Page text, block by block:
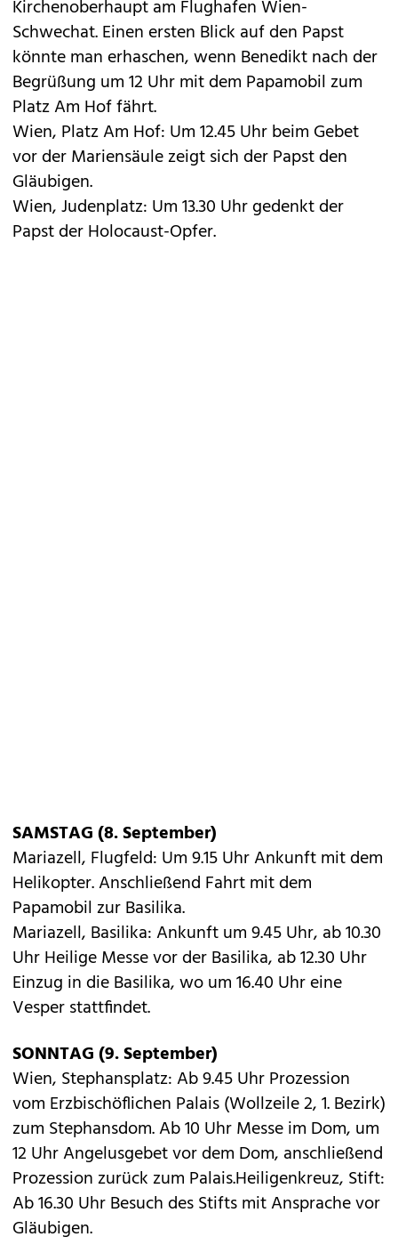
Kirchenoberhaupt am Flughafen Wien-
Schwechat. Einen ersten Blick auf den Papst
könnte man erhaschen, wenn Benedikt nach der
Begrüßung um 12 Uhr mit dem Papamobil zum
Platz Am Hof fährt.
Wien, Platz Am Hof: Um 12.45 Uhr beim Gebet
vor der Mariensäule zeigt sich der Papst den
Gläubigen.
Wien, Judenplatz: Um 13.30 Uhr gedenkt der
Papst der Holocaust-Opfer.
SAMSTAG (8. September)
Mariazell, Flugfeld: Um 9.15 Uhr Ankunft mit dem
Helikopter. Anschließend Fahrt mit dem
Papamobil zur Basilika.
Mariazell, Basilika: Ankunft um 9.45 Uhr, ab 10.30
Uhr Heilige Messe vor der Basilika, ab 12.30 Uhr
Einzug in die Basilika, wo um 16.40 Uhr eine
Vesper stattfindet.
SONNTAG (9. September)
Wien, Stephansplatz: Ab 9.45 Uhr Prozession
vom Erzbischöflichen Palais (Wollzeile 2, 1. Bezirk)
zum Stephansdom. Ab 10 Uhr Messe im Dom, um
12 Uhr Angelusgebet vor dem Dom, anschließend
Prozession zurück zum Palais.Heiligenkreuz, Stift:
Ab 16.30 Uhr Besuch des Stifts mit Ansprache vor
Gläubigen.